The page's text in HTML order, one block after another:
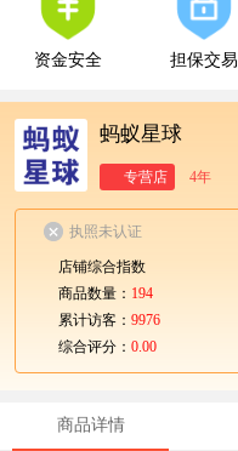
资金安全 担保交易
蚂蚁星球
专营店 4年
执照未认证
店铺综合指数
商品数量： 194
累计访客： 9976
综合评分： 0.00
商品详情